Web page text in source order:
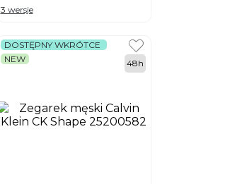
3 wersje
DOSTĘPNY WKRÓTCE
NEW
48h